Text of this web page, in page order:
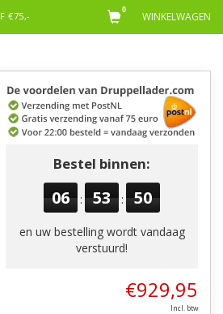
€75,- WINKELWAGEN
0
Bestel binnen:
06 : 53 : 49
en uw bestelling wordt vandaag
verstuurd!
€929,95
Incl. btw